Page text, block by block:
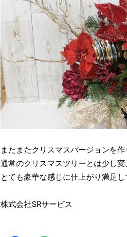
またまたクリスマスバージョンを作
通常のクリスマスツリーとは少し変
とても豪華な感じに仕上がり満
株式会社SRサービス